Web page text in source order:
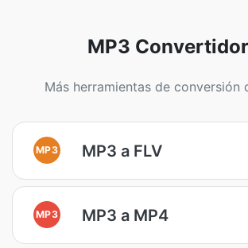
MP3
Más herramientas de conversión
MP3 MP3 a FLV
MP3 MP3 a MP4